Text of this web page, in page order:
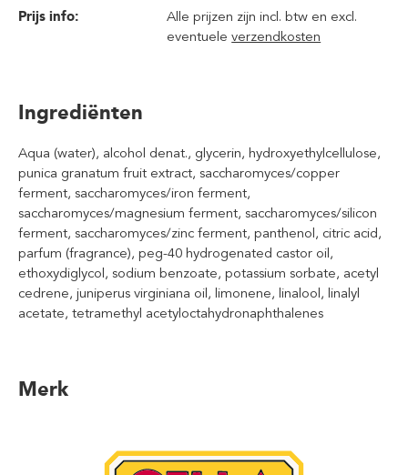
Prijs info:
Alle prijzen zijn incl. btw en excl.
eventueleverzendkosten
Ingrediënten
Aqua (water), alcohol denat., glycerin, hydroxyethylcellulose,
punica granatum fruit extract, saccharomyces/copper
ferment, saccharomyces/iron ferment,
saccharomyces/magnesium ferment, saccharomyces/silicon
ferment, saccharomyces/zinc ferment, panthenol, citric acid,
parfum (fragrance), peg-40 hydrogenated castor oil,
ethoxydiglycol, sodium benzoate, potassium sorbate, acetyl
cedrene, juniperus virginiana oil, limonene, linalool, linalyl
acetate, tetramethyl acetyloctahydronaphthalenes
Merk